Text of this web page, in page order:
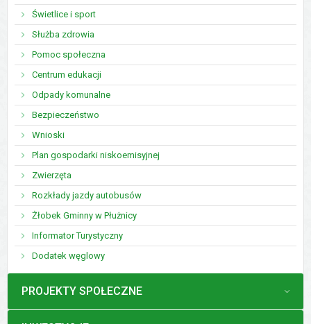
Świetlice i sport
Służba zdrowia
Pomoc społeczna
Centrum edukacji
Odpady komunalne
Bezpieczeństwo
Wnioski
Plan gospodarki niskoemisyjnej
Zwierzęta
Rozkłady jazdy autobusów
Żłobek Gminny w Płużnicy
Informator Turystyczny
Dodatek węglowy
MENU
PROJEKTY SPOŁECZNE